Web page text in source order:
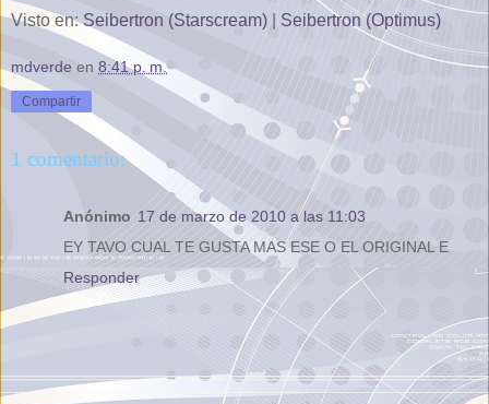
Visto en:Seibertron (Starscream) Seibertron (Optimus)
mdverde en 8:41 p. m.
Compartir
1 comentario:
Anónimo 17 de marzo de 2010 a las 11:03
EY TAVO CUAL TE GUSTA MAS ESE O EL ORIGINAL E
Responder